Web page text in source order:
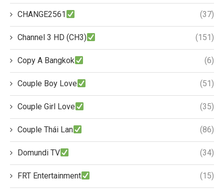
CHANGE2561 (37)
Channel 3 HD (CH3) (151)
Copy A Bangkok (6)
Couple Boy Love (51)
Couple Girl Love (35)
Couple Thái Lan (86)
Domundi TV (34)
FRT Entertainment (15)